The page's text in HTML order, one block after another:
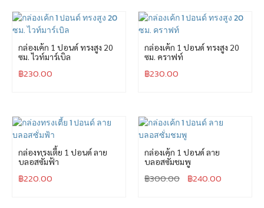
กล่องเค้ก 1 ปอนด์ ทรงสูง 20
ซม. ไวท์มาร์เบิล
฿230.00
กล่องเค้ก 1 ปอนด์ ทรงสูง 20
ซม. คราฟท์
฿230.00
กล่องทรงเตี้ย 1 ปอนด์ ลาย
บลอสซั่มฟ้า
฿220.00
กล่องเค้ก 1 ปอนด์ ลาย
บลอสซั่มชมพู
฿300.00 ฿240.00